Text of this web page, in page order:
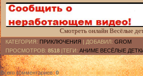
Смотреть онлайн Весёлые
КАТЕГОРИЯ: ПРИКЛЮЧЕНИЯ | ДОБАВИЛ: GROM
ПРОСМОТРОВ: 8518 |ТЕГИ: АНИМЕ ВЕСЁЛЫЕ
Всего комментариев:0